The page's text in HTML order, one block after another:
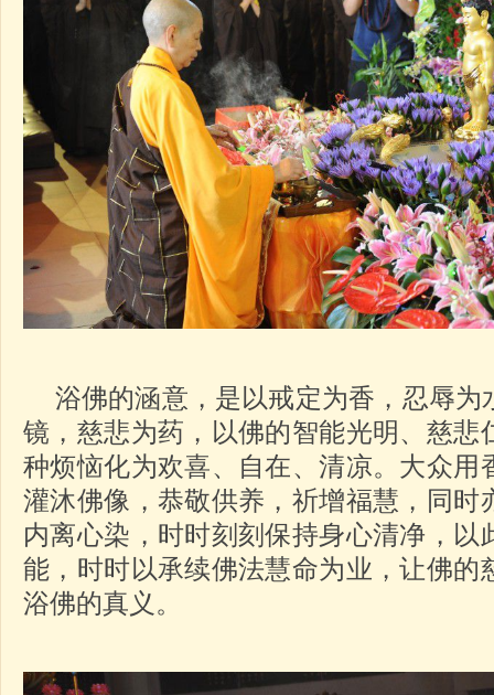
浴佛的涵意，是以戒定为香，忍辱为
镜，慈悲为药，以佛的智能光明、慈悲
种烦恼化为欢喜、自在、清凉。大众用
灌沐佛像，恭敬供养，祈增福慧，同时
内离心染，时时刻刻保持身心清净，以
能，时时以承续佛法慧命为业，让佛的
浴佛的真义。